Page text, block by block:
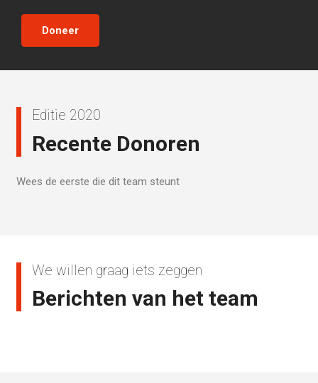
Editie 2020
Recente Donoren
Wees de eerste die dit team steunt
We willen graag iets zeggen
Berichten van het team